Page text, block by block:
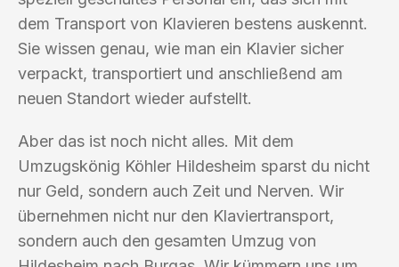
dem Transport von Klavieren bestens auskennt.
Sie wissen genau, wie man ein Klavier sicher
verpackt, transportiert und anschließend am
neuen Standort wieder aufstellt.
Aber das ist noch nicht alles. Mit dem
Umzugskönig Köhler Hildesheim sparst du nicht
nur Geld, sondern auch Zeit und Nerven. Wir
übernehmen nicht nur den Klaviertransport,
sondern auch den gesamten Umzug von